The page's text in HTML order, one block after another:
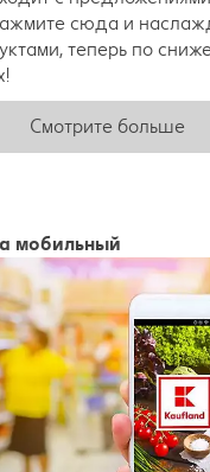
сюда и
теперь по
Смотрите больше
мобильный